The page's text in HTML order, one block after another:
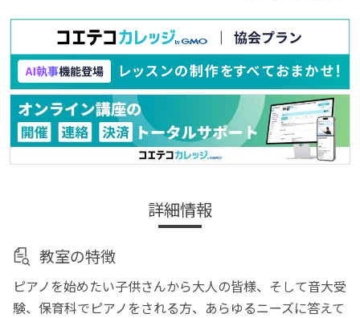
詳細情報
教室の特徴
ピアノを始めたい子供さんから大人の皆様、そして音大受
験、保育科でピアノをされる方、あらゆるニーズに答えて